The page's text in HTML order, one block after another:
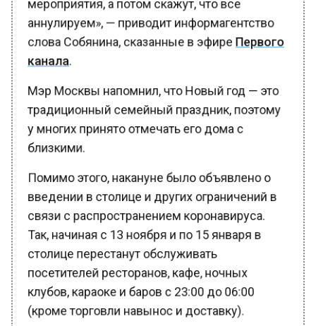
аннулируем», — приводит информагентство
слова Собянина, сказанные в эфиреПервого
канала.
традиционный семейный праздник, поэтому
у многих принято отмечать его дома с
близкими.
Помимо этого, накануне было объявлено о
введении в столице и других ограничений в
связи с распространением коронавируса.
Так, начиная с 13 ноября и по 15 января в
столице перестанут обслуживать
посетителей ресторанов, кафе, ночных
клубов, караоке и баров с 23:00 до 06:00
(кроме торговли навынос и доставку).